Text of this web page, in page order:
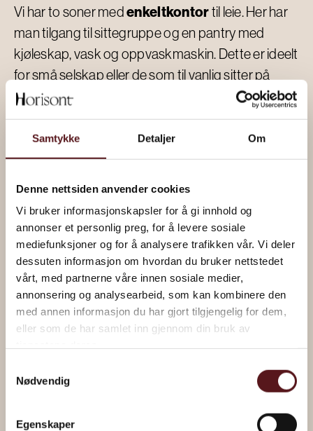
Samtykke Detaljer Om
Denne nettsiden anvender cookies
Vi bruker informasjonskapsler for å gi innhold og
annonser et personlig preg, for å levere sosiale
mediefunksjoner og for å analysere trafikken vår. Vi deler
dessuten informasjon om hvordan du bruker nettstedet
vårt, med partnerne våre innen sosiale medier,
annonsering og analysearbeid, som kan kombinere den
med annen informasjon du har gjort tilgjengelig for dem,
eller som de har samlet inn gjennom din bruk av
Nødvendig
Egenskaper
Vi har to soner medenkeltkontortil leie. Her har
man tilgang til sittegruppe og en pantry med
kjøleskap, vask og oppvaskmaskin. Dette er ideelt
for små selskap eller de som til vanlig sitter på
hjemmekontor eller har lang pendlevei.
Større kontorer
Bygget inneholder flere større areal for utleie til
større bedrifter